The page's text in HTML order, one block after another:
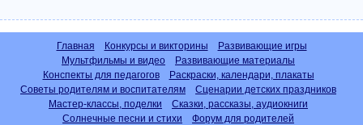
Главная Конкурсы и викторины
Развивающие игры
Мультфильмы и видео
Развивающие материалы
Конспекты для педагогов
Раскраски, календари, плакаты
Советы родителям и воспитателям
Сценарии детских праздников
Мастер-классы, поделки
Сказки, рассказы, аудиокниги
Солнечные песни и стихи
Форум для родителей